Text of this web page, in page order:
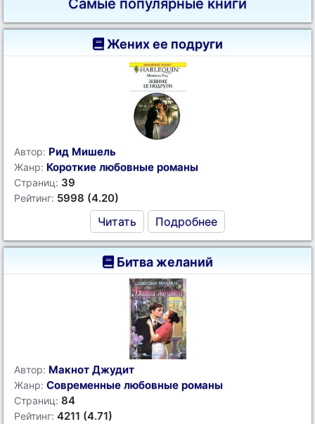
Самые популярные книги
Жених ее подруги
Автор: Рид Мишель
Жанр: Короткие любовные романы
Страниц: 39
Рейтинг: 5998 (4.20)
Читать Подробнее
Битва желаний
Автор: Макнот Джудит
Жанр: Современные любовные романы
Страниц: 84
Рейтинг: 4211 (4.71)